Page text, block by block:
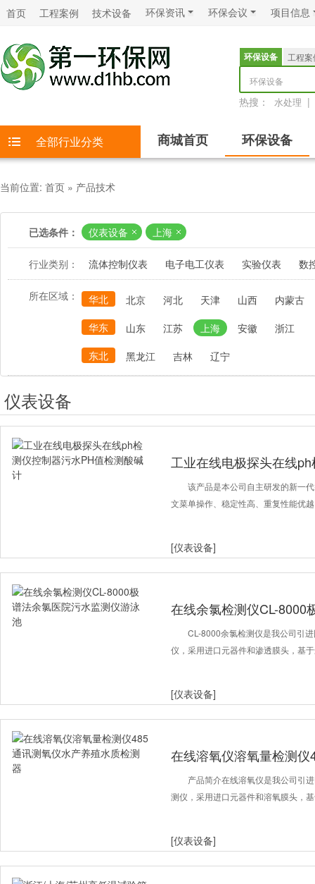
首页 工程案例 技术设备 环保资讯 环保会议 项目信息
环保设备
工程案
环保设备
热搜： 水处理 |
全部行业分类 商城首页 环保设备
当前位置: 首页 » 产品技术
已选条件： 仪表设备 上海
行业类别： 流体控制仪表 电子电工仪表 实验仪表 数
所在区域： 华北 北京 河北 天津 山西
内蒙古
华东
山东 江苏 上海 安徽
浙江
东北
黑龙江 吉林 辽宁
仪表设备
工业在线电极探头在线
测酸碱计
该产品是本公司自主研发的新一
文菜单操作、稳定性高、重复性能优
[仪表设备]
在线余氯检测仪CL-8000
游泳池
CL-8000余氯检测仪是我公司引
仪，采用进口元器件和渗透膜头，基
[仪表设备]
在线溶氧仪溶氧量检测
质检测器
产品简介在线溶氧仪是我公司引
测仪，采用进口元器件和溶氧膜头，
[仪表设备]